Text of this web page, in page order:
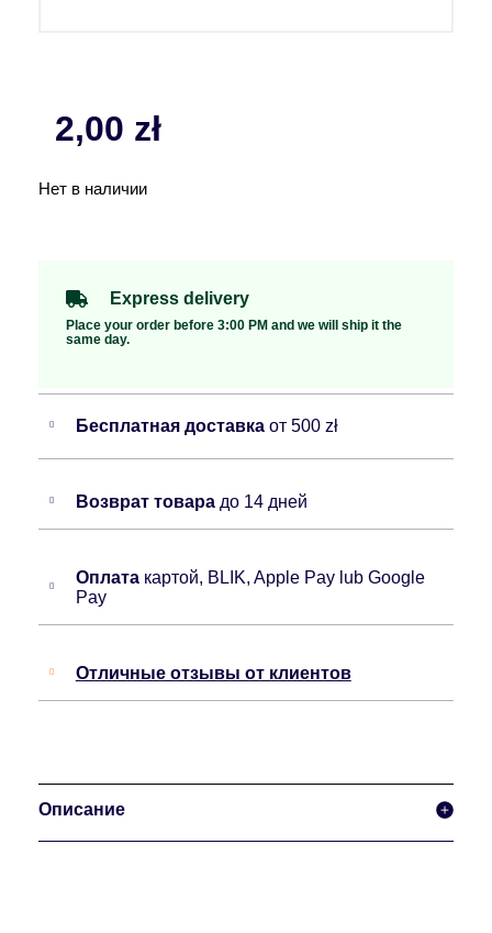
2,00 zł
Нет в наличии
Express delivery
Place your order before 3:00 PM and we will ship it the
same day.
Бесплатная доставка от 500 zł
Возврат товара до 14 дней
Оплата картой, BLIK, Apple Pay lub Google
Pay
Отличные отзывы от клиентов
Описание